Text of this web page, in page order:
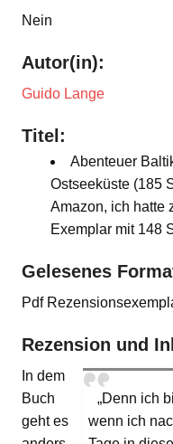
Nein
Autor(in):
Guido Lange
Titel:
Abenteuer
Ostseeküste (185
Amazon, ich hatte
Exemplar mit 148
Gelesenes
Pdf
Rezension und
„Denn ich
wenn ich
In dem
Buch
geht es